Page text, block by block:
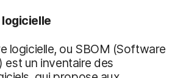
logicielle, ou SBOM (Software
est un inventaire des